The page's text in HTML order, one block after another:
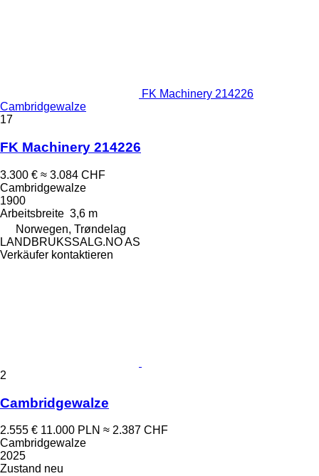
FK Machinery 214226
Cambridgewalze
17
FK Machinery 214226
3.300 € ≈ 3.084 CHF
Cambridgewalze
1900
Arbeitsbreite 3,6 m
Norwegen, Trøndelag
LANDBRUKSSALG.NO AS
Verkäufer kontaktieren
2
Cambridgewalze
2.555 € 11.000 PLN ≈ 2.387 CHF
Cambridgewalze
2025
Zustand neu